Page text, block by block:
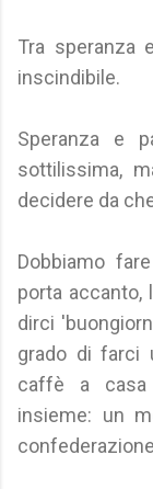
Tra speranza
inscindibile.
Speranza e
sottilissima,
decidere da
Dobbiamo
porta accanto,
dirci
grado di farci
caffè a casa
insieme: un